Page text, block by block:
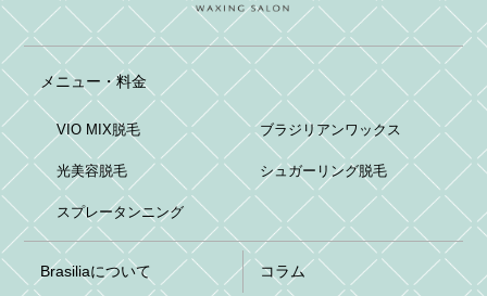
メニュー・料金
VIO MIX脱毛 ブラジリアンワックス
光美容脱毛 シュガーリング脱毛
スプレータンニング
Brasiliaについて コラム